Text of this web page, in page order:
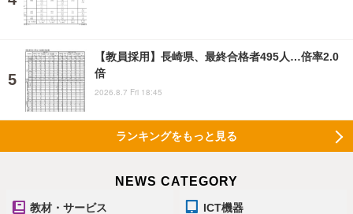
【教員採用】長崎県、最終合格者495人…倍率2.0
倍
2026.8.7 Fri 18:45
ランキングをもっと見る
NEWS CATEGORY
教材・サービス ICT機器